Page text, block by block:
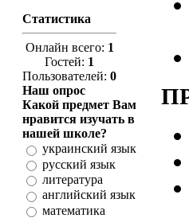
Статистика
Онлайн всего: 1
Гостей: 1
Пользователей: 0
Наш опрос
Какой предмет Вам
нравится изучать в
нашей школе?
украинский язык
русский язык
литература
английский язык
математика